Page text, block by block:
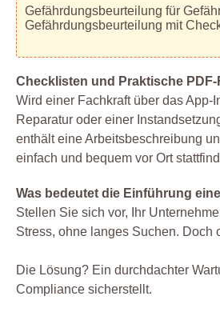
Gefährdungsbeurteilung für
Gefährdungsbeurteilung mit
Checklisten und Praktische
Wird einer Fachkraft über das App-
Reparatur oder einer
enthält eine Arbeitsbeschreibung
einfach und bequem vor Ort
Was bedeutet die Einführung
Stellen Sie sich vor, Ihr
Stress, ohne langes Suchen. Doch
Die Lösung? Ein durchdachter
Compliance sicherstellt.